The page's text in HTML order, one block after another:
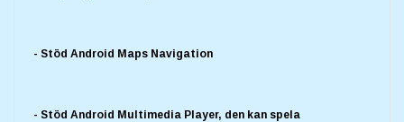
- Stöd Android Maps Navigation
- Stöd Android Multimedia Player, den kan spela